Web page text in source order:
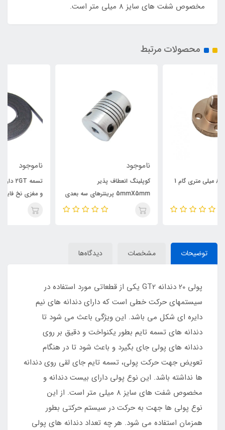
مخصوص شفت های سایز 8 میلی متر است.
محصولات مرتبط
کوپلینگ انعطاف پذیر
تسمه 2GT دارای عرض 6 میلی متر
و مغزی نخ فایبرگلاس مخصوص
پرینتر های سه بعدی
توضیحات مشخصات دیدگاه‌ها
پولی 20 دندانه GT2 یکی از قطعاتی مورد استفاده در
سیستمهای حرکت خطی است که دارای دندانه های نیم
دایره ای شکل می باشد. این ویژگی باعث می شود تا
دندانه های تسمه تایم بطور یکنواخت و دقیق بر روی
دندانه های پولی جای بگیرد و باعث شود تا در هنگام
تعویض جهت حرکت پولی، تسمه تایم جای لقی روی دندانه
ها نداشته باشد. این نوع پولی دارای بیست دندانه و
مخصوص شفت های سایز 8 میلی متر است. از این
نوع پولی ها جهت به حرکت در سیستم حرکتی بطور
همزمان استفاده می شود. هر چه تعداد دندانه های پولی